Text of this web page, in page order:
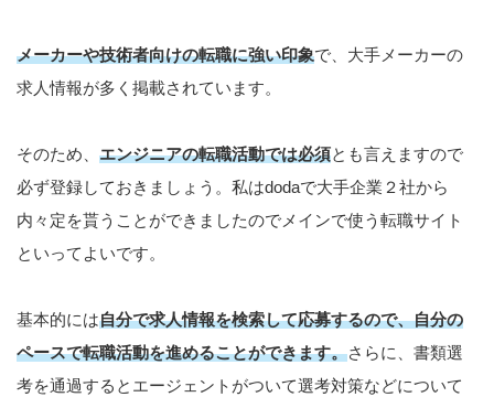
メーカーや技術者向けの転職に強い印象で、大手メーカーの
求人情報が多く掲載されています。
そのため、 エンジニアの転職活動では必須とも言えますので
必ず登録しておきましょう。私はdodaで大手企業２社から
内々定を貰うことができましたのでメインで使う転職サイト
といってよいです。
基本的には自分で求人情報を検索して応募するので、自分の
ペースで転職活動を進めることができます。さらに、書類選
考を通過するとエージェントがついて選考対策などについて